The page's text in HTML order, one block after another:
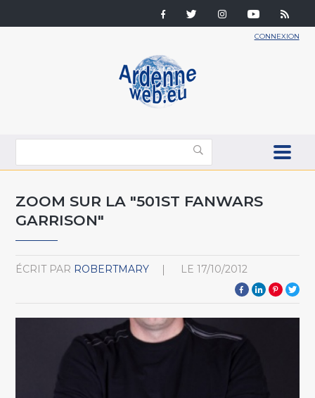
CONNEXION
ZOOM SUR LA "501ST FANWARS
GARRISON"
ÉCRIT PAR ROBERTMARY LE 17/10/2012